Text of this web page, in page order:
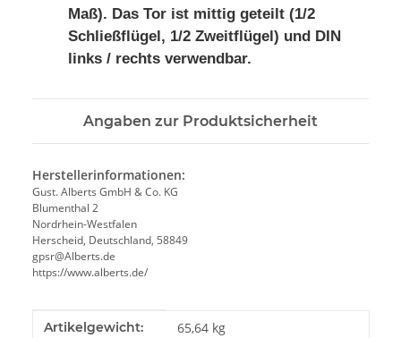
Maß). Das Tor ist mittig geteilt (1/2
Schließflügel, 1/2 Zweitflügel) und DIN
links / rechts verwendbar.
Angaben zur Produktsicherheit
Herstellerinformationen:
Gust. Alberts GmbH & Co. KG
Blumenthal 2
Nordrhein-Westfalen
Herscheid, Deutschland, 58849
gpsr@Alberts.de
https://www.alberts.de/
Produkteigenschaft
Wert
Artikelgewicht: 65,64 kg